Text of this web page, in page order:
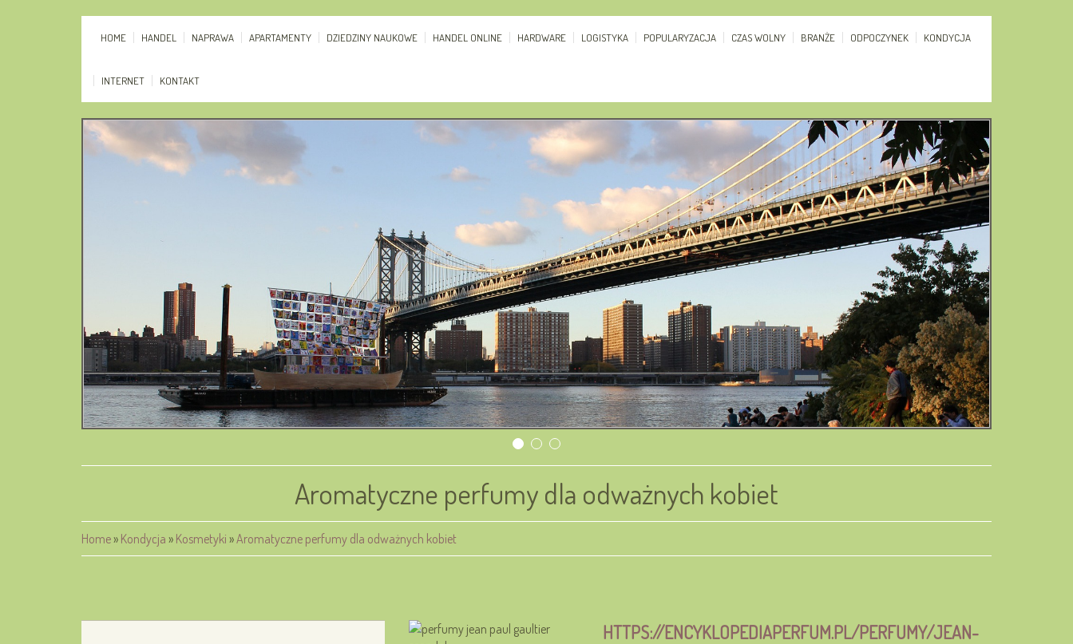
HOME HANDEL NAPRAWA APARTAMENTY DZIEDZINY NAUKOWE HANDEL ONLINE HARDWARE LOGISTYKA POPULARYZACJA CZAS WOLNY BRANŻE ODPOCZYNEK KONDYCJA
INTERNET KONTAKT
Aromatyczne perfumy dla odważnych kobiet
Home» Kondycja » Kosmetyki »Aromatyczne perfumy dla odważnych kobiet
HTTPS://ENCYKLOPEDIAPERFUM.PL/PERFUMY/JEAN-